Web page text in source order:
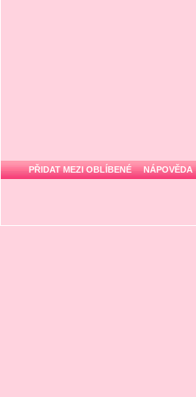
PŘIDAT MEZI OBLÍBENÉ NÁPOVĚDA